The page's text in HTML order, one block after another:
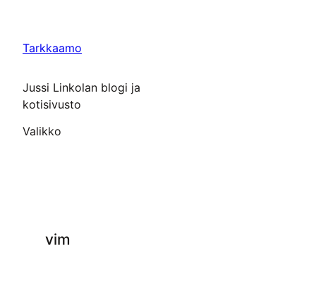
Tarkkaamo
Jussi Linkolan blogi ja
kotisivusto
Valikko
vim